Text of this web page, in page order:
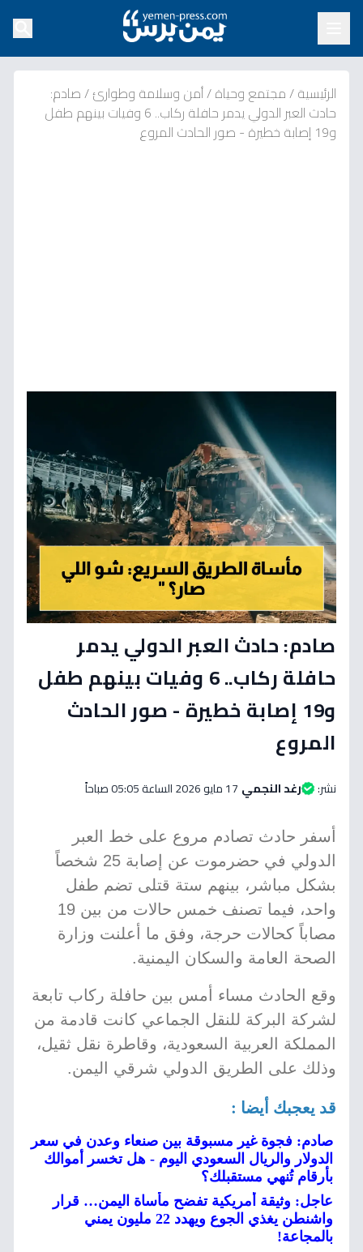
الرئيسية/مجتمع وحياة/أمن وسلامة وطوارئ/صادم:
حادث العبر الدولي يدمر حافلة ركاب.. 6 وفيات بينهم طفل
و19 إصابة خطيرة - صور الحادث المروع
صادم: حادث العبر الدولي يدمر
حافلة ركاب.. 6 وفيات بينهم طفل
و19 إصابة خطيرة - صور الحادث
المروع
نشر: رغد النجمي 17 مايو 2026 الساعة 05:05 صباحاً
أسفر حادث تصادم مروع على خط العبر
الدولي في حضرموت عن إصابة 25 شخصاً
بشكل مباشر، بينهم ستة قتلى تضم طفل
واحد، فيما تصنف خمس حالات من بين 19
مصاباً كحالات حرجة، وفق ما أعلنت وزارة
الصحة العامة والسكان اليمنية.
وقع الحادث مساء أمس بين حافلة ركاب تابعة
لشركة البركة للنقل الجماعي كانت قادمة من
المملكة العربية السعودية، وقاطرة نقل ثقيل،
وذلك على الطريق الدولي شرقي اليمن.
قد يعجبك أيضا :
صادم: فجوة غير مسبوقة بين صنعاء وعدن في سعر
الدولار والريال السعودي اليوم - هل تخسر أموالك
بأرقام تُنهي مستقبلك؟
عاجل: وثيقة أمريكية تفضح مأساة اليمن… قرار
واشنطن يغذي الجوع ويهدد 22 مليون يمني
بالمجاعة!